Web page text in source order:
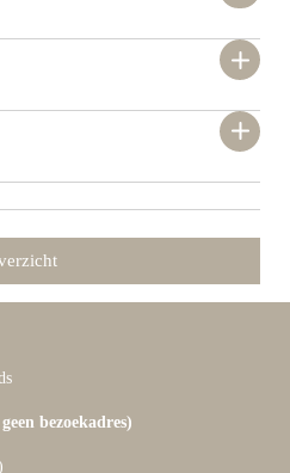
bezoekadres)